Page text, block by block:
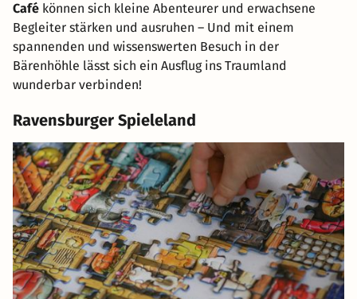
Café können sich kleine Abenteurer und erwachsene
Begleiter stärken und ausruhen – Und mit einem
spannenden und wissenswerten Besuch in der
Bärenhöhle lässt sich ein Ausflug ins Traumland
wunderbar verbinden!
Ravensburger Spieleland